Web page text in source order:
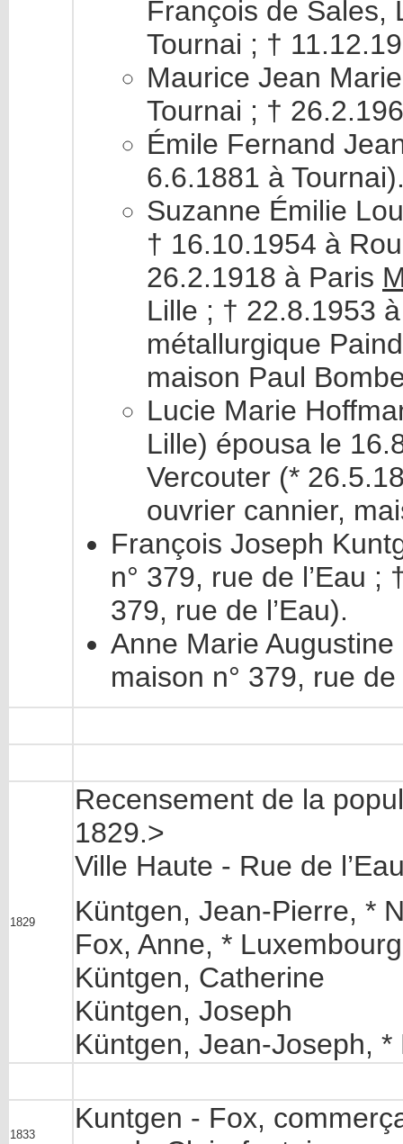
François de Sales,
Tournai ; †
Maurice Jean
Tournai ; †
Émile Fernand
6.6.1881 à
Suzanne Émilie
† 16.10.1954 à
26.2.1918 à Paris
Lille ; † 22.8.1953
métallurgique
maison Paul
Lucie Marie
Lille) épousa le
Vercouter (*
ouvrier cannier,
François Joseph
n° 379, rue de l’Eau
379, rue de l’Eau).
Anne Marie
maison n° 379, rue de
1829
Recensement de la
1829.>
Ville Haute - Rue de
Küntgen, Jean-Pierre, *
Fox, Anne, *
Küntgen, Catherine
Küntgen, Joseph
Küntgen, Jean-Joseph,
1833
Kuntgen - Fox,